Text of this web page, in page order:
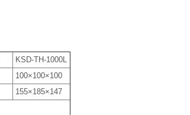
KSD-TH-1000L
100×100×100
155×185×147